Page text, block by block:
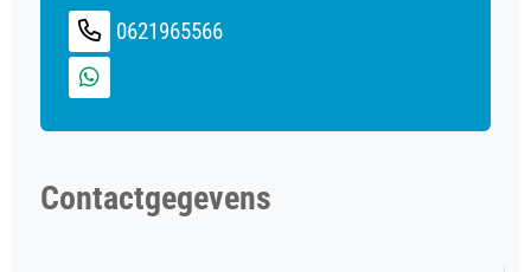
0621965566
Contactgegevens